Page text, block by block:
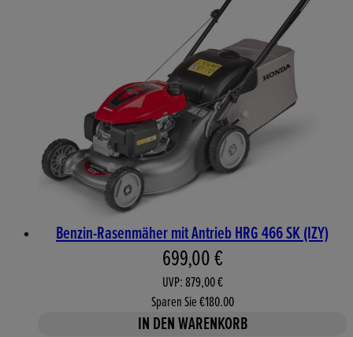
Benzin-Rasenmäher mit Antrieb HRG 466 SK (IZY)
Aktueller Preis: 699,00 €.
699,00 €
UVP: 879,00 €
Sparen Sie €180.00
IN DEN WARENKORB